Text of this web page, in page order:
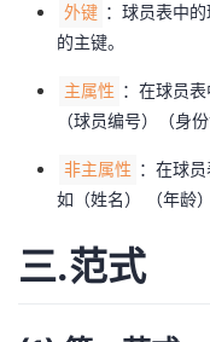
外键 ：球员表中
的主键。
主属性 ：在球员
（球员编号）（身份
非主属性 ：在球
如（姓名） （年龄
三.范式